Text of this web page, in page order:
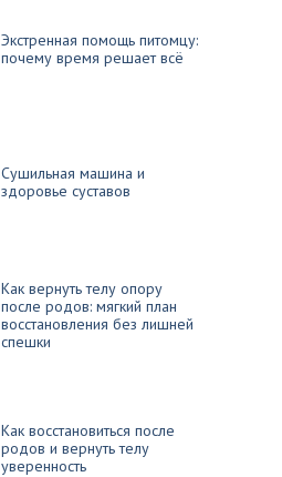
Экстренная помощь питомцу:
почему время решает всё
Сушильная машина и
здоровье суставов
Как вернуть телу опору
после родов: мягкий план
восстановления без лишней
спешки
Как восстановиться после
родов и вернуть телу
уверенность